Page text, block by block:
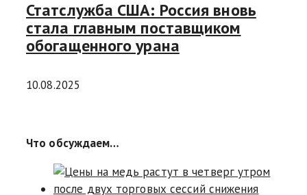
Статслужба США: Россия вновь
стала главным поставщиком
обогащенного урана
10.08.2025
Что обсуждаем…